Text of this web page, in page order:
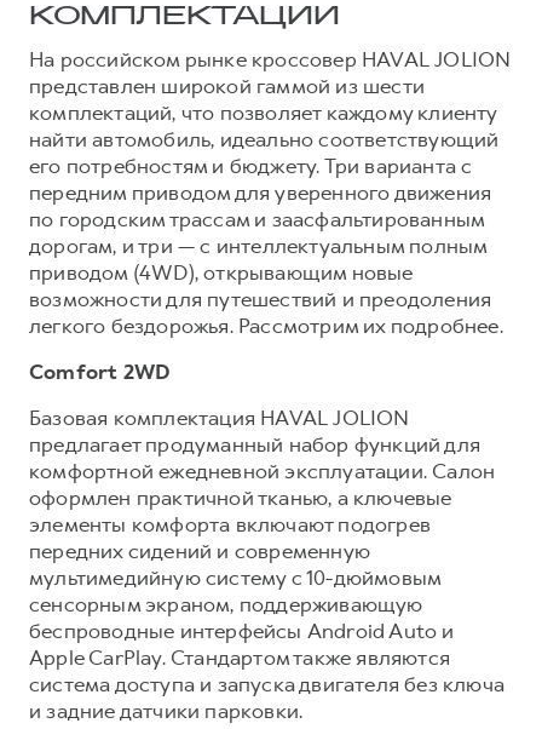
КОМПЛЕКТАЦИИ
На российском рынке кроссовер HAVAL JOLION
представлен широкой гаммой из шести
комплектаций, что позволяет каждому клиенту
найти автомобиль, идеально соответствующий
его потребностям и бюджету. Три варианта с
передним приводом для уверенного движения
по городским трассам и заасфальтированным
дорогам, и три — с интеллектуальным полным
приводом (4WD), открывающим новые
возможности для путешествий и преодоления
легкого бездорожья. Рассмотрим их подробнее.
Comfort 2WD
Базовая комплектация HAVAL JOLION
предлагает продуманный набор функций для
комфортной ежедневной эксплуатации. Салон
оформлен практичной тканью, а ключевые
элементы комфорта включают подогрев
передних сидений и современную
мультимедийную систему с 10-дюймовым
сенсорным экраном, поддерживающую
беспроводные интерфейсы Android Auto и
Apple CarPlay. Стандартом также являются
система доступа и запуска двигателя без ключа
и задние датчики парковки.